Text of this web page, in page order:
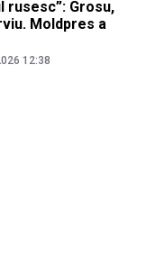
rusesc”: Grosu,
Moldpres a
12:38